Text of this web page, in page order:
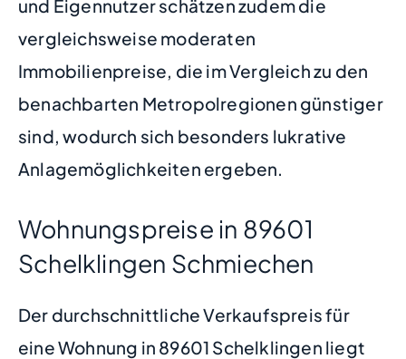
und Eigennutzer schätzen zudem die
vergleichsweise moderaten
Immobilienpreise, die im Vergleich zu den
benachbarten Metropolregionen günstiger
sind, wodurch sich besonders lukrative
Anlagemöglichkeiten ergeben.
Wohnungspreise in 89601
Schelklingen Schmiechen
Der durchschnittliche Verkaufspreis für
eine Wohnung in 89601 Schelklingen liegt